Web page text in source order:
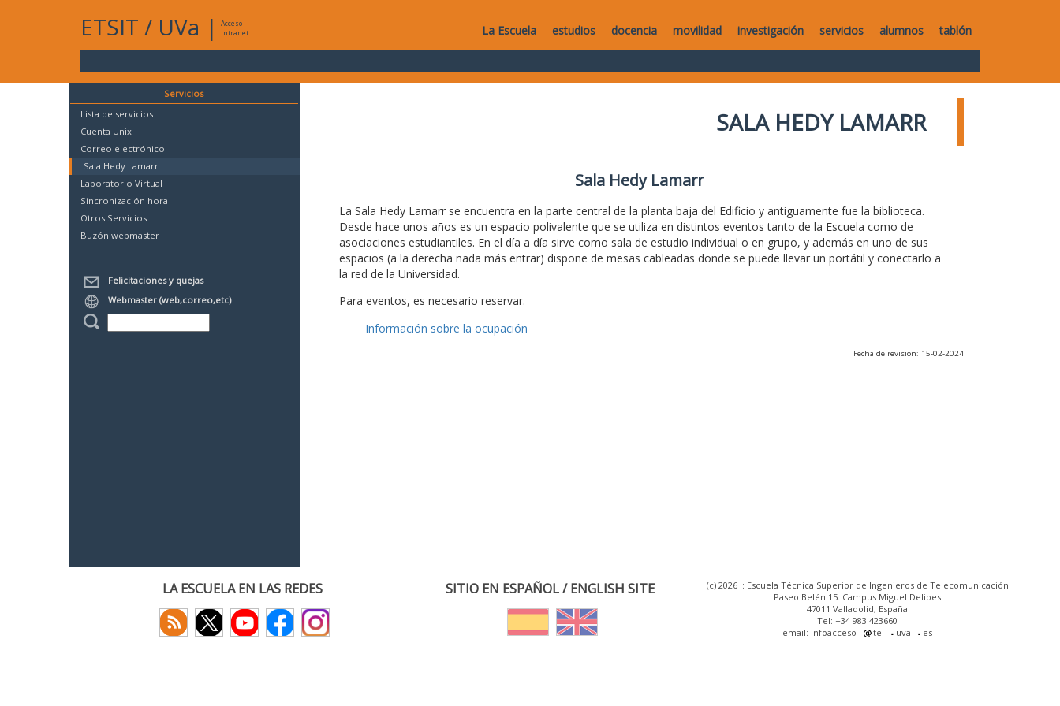
ETSIT / UVa |
Acceso
Intranet
La Escuela estudios docencia movilidad investigación servicios alumnos tablón
Servicios
Lista de servicios
Cuenta Unix
Correo electrónico
Sala Hedy Lamarr
Laboratorio Virtual
Sincronización hora
Otros Servicios
Buzón webmaster
Felicitaciones y quejas
Webmaster (web,correo,etc)
SALA HEDY LAMARR
Sala Hedy Lamarr
La Sala Hedy Lamarr se encuentra en la parte central de la planta baja del Edificio y antiguamente fue la biblioteca.
Desde hace unos años es un espacio polivalente que se utiliza en distintos eventos tanto de la Escuela como de
asociaciones estudiantiles. En el día a día sirve como sala de estudio individual o en grupo, y además en uno de sus
espacios (a la derecha nada más entrar) dispone de mesas cableadas donde se puede llevar un portátil y conectarlo a
la red de la Universidad.
Para eventos, es necesario reservar.
Información sobre la ocupación
Fecha de revisión: 15-02-2024
LA ESCUELA EN LAS REDES SITIO EN ESPAÑOL / ENGLISH SITE
(c) 2026 :: Escuela Técnica Superior de Ingenieros de Telecomunicación
Paseo Belén 15. Campus Miguel Delibes
47011 Valladolid, España
Tel: +34 983 423660
email: infoacceso
tel uva es